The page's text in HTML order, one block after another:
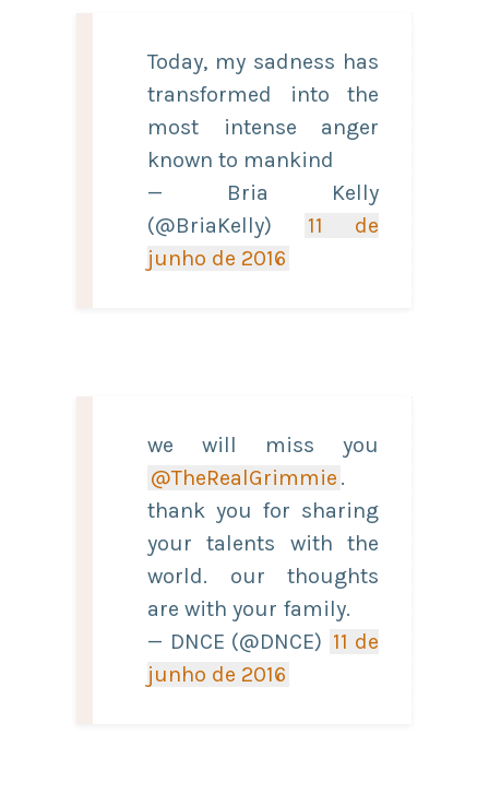
Today, my sadness has
transformed into the
most intense anger
known to mankind
— Bria Kelly
(@BriaKelly)
11 de
junho de 2016
we will miss you
@TheRealGrimmie .
thank you for sharing
your talents with the
world. our thoughts
are with your family.
— DNCE (@DNCE) 11 de
junho de 2016